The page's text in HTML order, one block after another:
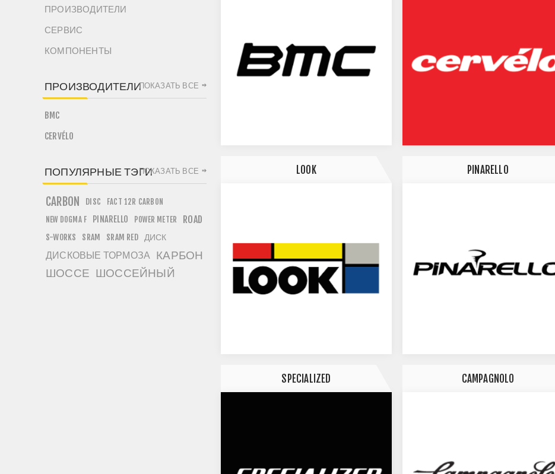
LOOK PINARELLO
SPECIALIZED CAMPAGNOLO
ПРОИЗВОДИТЕЛИ
СЕРВИС
КОМПОНЕНТЫ
ПРОИЗВОДИТЕЛИ
BMC
CERVÉLO
ПОКАЗАТЬ ВСЕ
ПОПУЛЯРНЫЕ ТЭГИ
CARBON DISC
FACT 12R CARBON
NEW DOGMA F
PINARELLO POWER METER ROAD
S-WORKS SRAM SRAM RED ДИСК
ДИСКОВЫЕ ТОРМОЗА КАРБОН
ШОССЕ ШОССЕЙНЫЙ
ПОКАЗАТЬ ВСЕ